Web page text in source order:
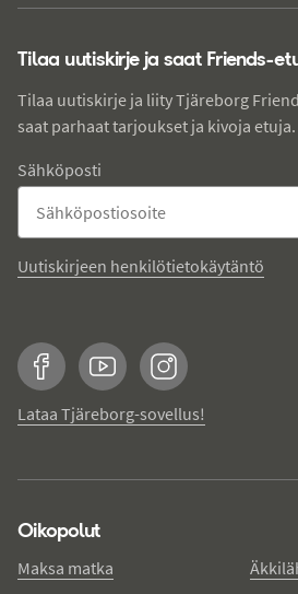
Tilaa uutiskirje ja saat Friends-
Tilaa uutiskirje ja liity Tjäreborg
saat parhaat tarjoukset ja kivoja etuja.
Sähköposti
Uutiskirjeen henkilötietokäytäntö
FacebookYouTubeInstagram
Lataa Tjäreborg-sovellus!
Oikopolut
Maksa matka